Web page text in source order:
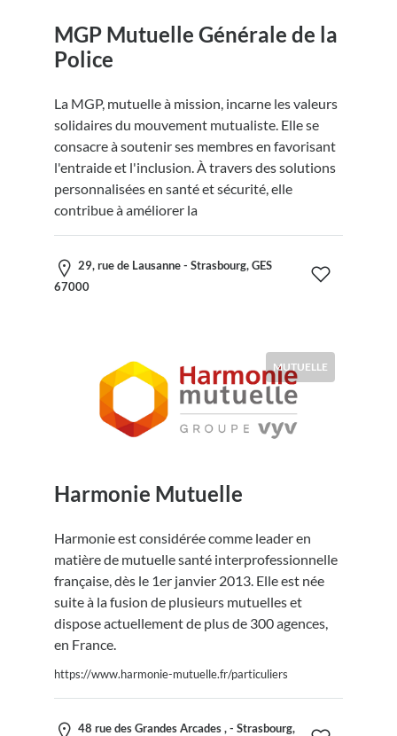
MGP Mutuelle Générale de la
Police
La MGP, mutuelle à mission, incarne les valeurs
solidaires du mouvement mutualiste. Elle se
consacre à soutenir ses membres en favorisant
l'entraide et l'inclusion. À travers des solutions
personnalisées en santé et sécurité, elle
contribue à améliorer la
29, rue de Lausanne - Strasbourg, GES
67000
MUTUELLE
Harmonie Mutuelle
Harmonie est considérée comme leader en
matière de mutuelle santé interprofessionnelle
française, dès le 1er janvier 2013. Elle est née
suite à la fusion de plusieurs mutuelles et
dispose actuellement de plus de 300 agences,
en France.
https://www.harmonie-mutuelle.fr/particuliers
48 rue des Grandes Arcades , - Strasbourg,